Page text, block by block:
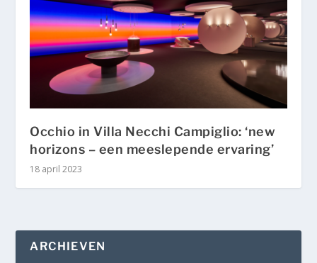
Occhio in Villa Necchi Campiglio: ‘new
horizons – een meeslepende ervaring’
18 april 2023
ARCHIEVEN